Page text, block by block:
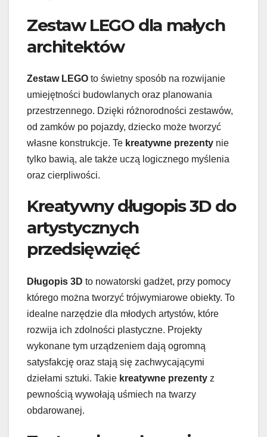
Zestaw LEGO dla małych
architektów
Zestaw LEGO to świetny sposób na rozwijanie
umiejętności budowlanych oraz planowania
przestrzennego. Dzięki różnorodności zestawów,
od zamków po pojazdy, dziecko może tworzyć
własne konstrukcje. Te kreatywne prezenty nie
tylko bawią, ale także uczą logicznego myślenia
oraz cierpliwości.
Kreatywny długopis 3D do
artystycznych
przedsięwzięć
Długopis 3D to nowatorski gadżet, przy pomocy
którego można tworzyć trójwymiarowe obiekty. To
idealne narzędzie dla młodych artystów, które
rozwija ich zdolności plastyczne. Projekty
wykonane tym urządzeniem dają ogromną
satysfakcję oraz stają się zachwycającymi
dziełami sztuki. Takie kreatywne prezenty z
pewnością wywołają uśmiech na twarzy
obdarowanej.